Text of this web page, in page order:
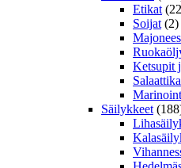
Etikat
Soijat (2)
Ketsupit
Säilykkeet